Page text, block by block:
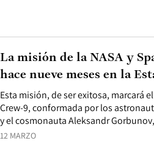
12 MARZO
Esta misión, de ser exitosa, marcará
Crew-9, conformada por los
y el cosmonauta Aleksandr
La misión de la NASA y
hace nueve meses en la